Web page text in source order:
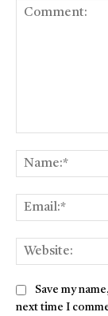
Save my
next time I